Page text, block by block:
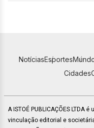
NotíciasEsportes
Cidades
A ISTOÉ PUBLICAÇÕES LTDA
vinculação editorial e societária